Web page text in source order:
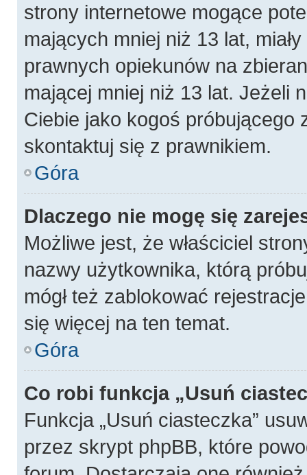
strony internetowe mogące
mających mniej niż 13 lat,
prawnych opiekunów na
mającej mniej niż 13 lat. Jeżeli
Ciebie jako kogoś próbującego
skontaktuj się z prawnikiem.
Góra
Dlaczego nie mogę się
Możliwe jest, że właściciel
nazwy użytkownika, którą
mógł też zablokować
się więcej na ten temat.
Góra
Co robi funkcja „Usuń
Funkcja „Usuń ciasteczka”
przez skrypt phpBB, które